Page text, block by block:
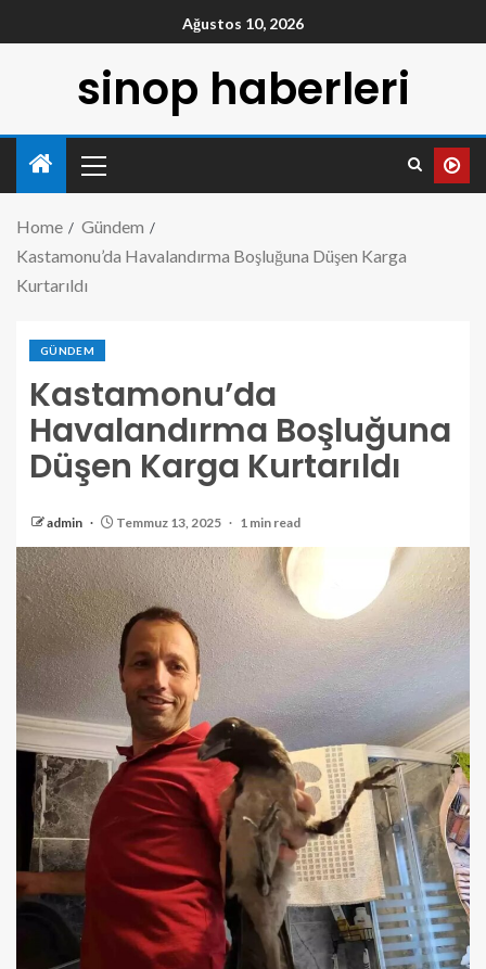
Ağustos 10, 2026
sinop haberleri
Home
Gündem
Kastamonu’da Havalandırma Boşluğuna Düşen Karga
Kurtarıldı
GÜNDEM
Kastamonu’da
Havalandırma Boşluğuna
Düşen Karga Kurtarıldı
admin Temmuz 13, 2025 1 min read